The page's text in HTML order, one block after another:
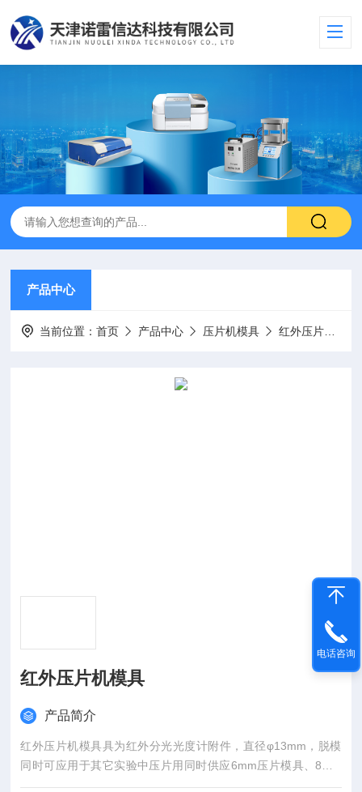
产品中心
当前位置：首页 产品中心 压片机模具 红外压片机模具
红外压片机模具
产品简介
红外压片机模具具为红外分光光度计附件，直径φ13mm，脱模
同时可应用于其它实验中压片用同时供应6mm压片模具、8mm
压片模具、10mm压片模具、11mm压片模具、15mm压片模
电话咨询